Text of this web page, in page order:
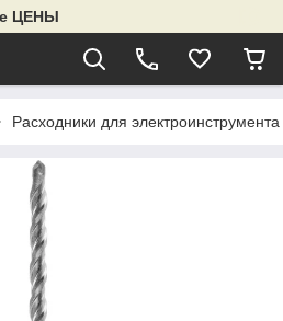
ЦЕНЫ
Расходники для электроинструмента